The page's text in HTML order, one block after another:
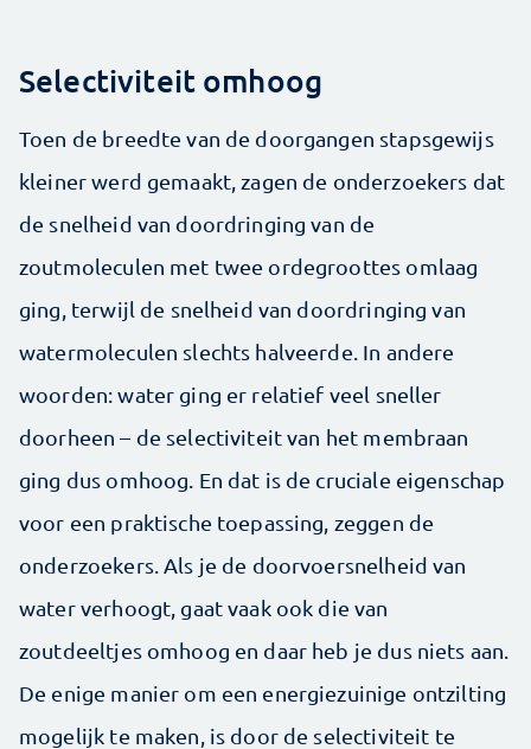
Selectiviteit omhoog
Toen de breedte van de doorgangen stapsgewijs
kleiner werd gemaakt, zagen de onderzoekers dat
de snelheid van doordringing van de
zoutmoleculen met twee ordegroottes omlaag
ging, terwijl de snelheid van doordringing van
watermoleculen slechts halveerde. In andere
woorden: water ging er relatief veel sneller
doorheen – de selectiviteit van het membraan
ging dus omhoog. En dat is de cruciale eigenschap
voor een praktische toepassing, zeggen de
onderzoekers. Als je de doorvoersnelheid van
water verhoogt, gaat vaak ook die van
zoutdeeltjes omhoog en daar heb je dus niets aan.
De enige manier om een energiezuinige ontzilting
mogelijk te maken, is door de selectiviteit te